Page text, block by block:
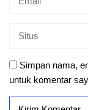
Simpan nama,
untuk komentar